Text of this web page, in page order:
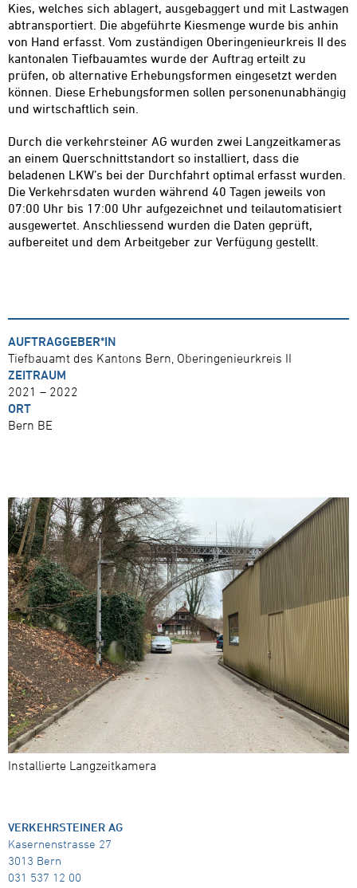
Kies, welches sich ablagert, ausgebaggert und mit Lastwagen
abtransportiert. Die abgeführte Kiesmenge wurde bis anhin
von Hand erfasst. Vom zuständigen Oberingenieurkreis II des
kantonalen Tiefbauamtes wurde der Auftrag erteilt zu
prüfen, ob alternative Erhebungsformen eingesetzt werden
können. Diese Erhebungsformen sollen personenunabhängig
und wirtschaftlich sein.
Durch die verkehrsteiner AG wurden zwei Langzeitkameras
an einem Querschnittstandort so installiert, dass die
beladenen LKW’s bei der Durchfahrt optimal erfasst wurden.
Die Verkehrsdaten wurden während 40 Tagen jeweils von
07:00 Uhr bis 17:00 Uhr aufgezeichnet und teilautomatisiert
ausgewertet. Anschliessend wurden die Daten geprüft,
aufbereitet und dem Arbeitgeber zur Verfügung gestellt.
AUFTRAGGEBER*IN
Tiefbauamt des Kantons Bern, Oberingenieurkreis II
ZEITRAUM
2021 – 2022
ORT
Bern BE
Installierte Langzeitkamera
VERKEHRSTEINER AG
Kasernenstrasse 27
3013 Bern
031 537 12 00